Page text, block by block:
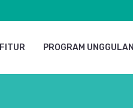
FITUR PROGRAM UNGGULAN